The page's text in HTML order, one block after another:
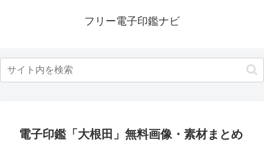
フリー電子印鑑ナビ
電子印鑑「大根田」無料画像・素材まとめ